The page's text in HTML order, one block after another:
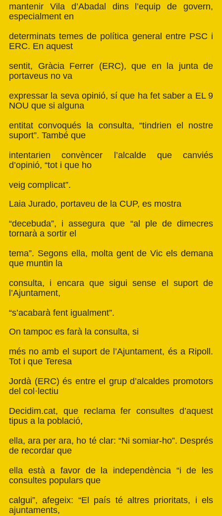
mantenir Vila d’Abadal dins l’equip de govern,
especialment en
determinats temes de política general entre PSC i
ERC. En aquest
sentit, Gràcia Ferrer (ERC), que en la junta de
portaveus no va
expressar la seva opinió, sí que ha fet saber a EL 9
NOU que si alguna
entitat convoqués la consulta, “tindrien el nostre
suport”. També que
intentarien convèncer l’alcalde que canviés
d’opinió, “tot i que ho
veig complicat”.
Laia Jurado, portaveu de la CUP, es mostra
“decebuda”, i assegura que “al ple de dimecres
tornarà a sortir el
tema”. Segons ella, molta gent de Vic els demana
que muntin la
consulta, i encara que sigui sense el suport de
l’Ajuntament,
“s’acabarà fent igualment”.
On tampoc es farà la consulta, si
més no amb el suport de l’Ajuntament, és a Ripoll.
Tot i que Teresa
Jordà (ERC) és entre el grup d’alcaldes promotors
del col·lectiu
Decidim.cat, que reclama fer consultes d’aquest
tipus a la població,
ella, ara per ara, ho té clar: “Ni somiar-ho”. Després
de recordar que
ella està a favor de la independència “i de les
consultes populars que
calgui”, afegeix: “El país té altres prioritats, i els
ajuntaments,